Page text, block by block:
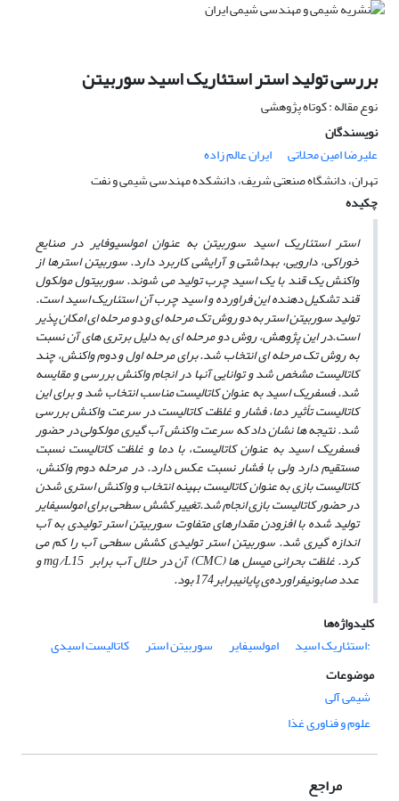
بررسی تولید استر استئاریک اسید سوربیتن
نوع مقاله : کوتاه پژوهشی
نویسندگان
علیرضا امین محلاتی
ایران عالم زاده
تهران، دانشگاه صنعتی شریف، دانشکده مهندسی شیمی و نفت
چکیده
استر استئاریک اسید سوربیتنبه‌ عنوان امولسیوفایر در صنایع
خوراکی، دارویی، بهداشتی و آرایشی کاربرد دارد.سوربیتن استرها از
واکنش یک قند با یک اسید چرب تولید می‌ شوند. سوربیتول مولکول
قند تشکیل دهنده این فراورده و اسید چرب آن استئاریک اسید است.
تولید سوربیتن استر به دو روش تک مرحله‌ ای و دو مرحله ‌ای امکان پذیر
است.در این پژوهش، روش دو مرحله ‌ای به دلیل برتری‌ های آن نسبت
به روش تک مرحله‌ ای انتخاب شد. برای مرحله اول و دوم واکنش، چند
کاتالیست مشخص شد و توانایی آنها در انجام واکنش بررسی و مقایسه
شد. فسفریک اسید به عنوان کاتالیست مناسب انتخاب شد و برای این
کاتالیست تأثیر دما، فشار و غلظت کاتالیست در سرعت واکنش بررسی
شد. نتیجه‌ ها نشان داد که سرعت واکنش آب گیری مولکولی در حضور
فسفریک اسید به عنوان کاتالیست، با دما و غلظت کاتالیست نسبت
مستقیم دارد ولی با فشار نسبت عکس دارد. در مرحله دوم واکنش،
کاتالیست بازی به عنوان کاتالیست بهینه انتخاب و واکنش استری شدن
در حضور کاتالیست بازی انجام شد.تغییر کشش سطحی برای امولسیفایر
تولید شده با افزودن مقدارهای متفاوت سوربیتن استر تولیدی به آب
اندازه گیری شد.سوربیتن استر تولیدی کشش سطحی آب را کم می‌
کرد. غلظت بحرانی میسل ها(CMC) آن در حلال آب برابر 15 و
عدد صابونیفراورده‌ی پایانیبرابر174 بود.
کلیدواژه‌ها
:استئاریک اسید
امولسیفایر سوربیتن استر
کاتالیست اسیدی
موضوعات
شیمی آلی
علوم و فناوری غذا
مراجع